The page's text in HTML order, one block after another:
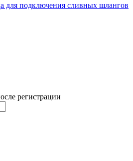
для подключения сливных шлангов
регистрации